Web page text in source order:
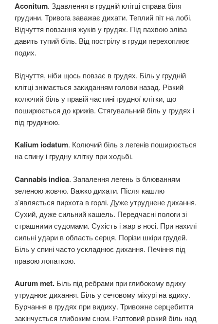
Aconitum. Здавлення в грудній клітці справа біля
грудини. Тривога заважає дихати. Теплий піт на лобі.
Відчуття повзання жуків у грудях. Під пахвою зліва
давить тупий біль. Від пострілу в груди перехоплює
подих.
Відчуття, ніби щось повзає в грудях. Біль у грудній
клітці знімається закиданням голови назад. Різкий
колючий біль у правій частині грудної клітки, що
поширюється до крижів. Стягувальний біль у грудях і
під грудиною.
Kalium iodatum. Колючий біль з легенів поширюється
на спину і грудну клітку при ходьбі.
Cannabis indica. Запалення легень із блюванням
зеленою жовчю. Важко дихати. Після кашлю
з’являється пирхота в горлі. Дуже утруднене дихання.
Сухий, дуже сильний кашель. Передчасні пологи зі
страшними судомами. Сухість і жар в носі. При нахилі
сильні удари в область серця. Порізи шкіри грудей.
Біль у спині часто ускладнює дихання. Печіння під
правою лопаткою.
Aurum met. Біль під ребрами при глибокому вдиху
утруднює дихання. Біль у сечовому міхурі на вдиху.
Бурчання в грудях при видиху. Тривожне серцебиття
закінчується глибоким сном. Раптовий різкий біль над